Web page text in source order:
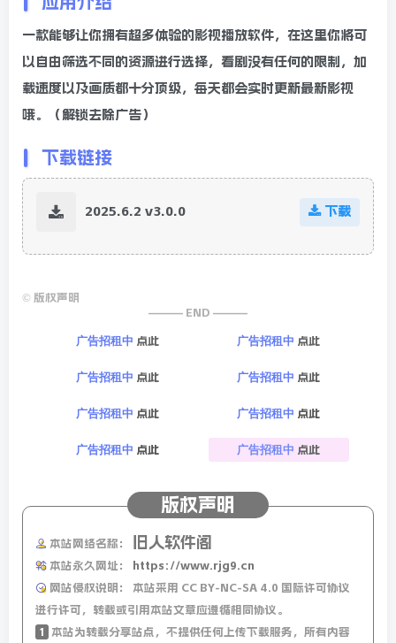
一款能够让你拥有超多体验的影视播放软件，在这里你将可
以自由筛选不同的资源进行选择，看剧没有任何的限制，加
载速度以及画质都十分顶级，每天都会实时更新最新影视
哦。（解锁去除广告）
下载链接
2025.6.2 v3.0.0 下载
© 版权声明
——— END ———
广告招租中 点此 广告招租中 点此
广告招租中 点此 广告招租中 点此
广告招租中 点此 广告招租中 点此
广告招租中 点此 广告招租中 点此
版权声明
本站网络名称： 旧人软件阁
本站永久网址：
https://www.rjg9.cn
网站侵权说明：
本站采用 CC BY-NC-SA 4.0 国际许可协议
进行许可，转载或引用本站文章应遵循相同协议。
1
本站为转载分享站点，不提供任何上传下载服务，所有内容